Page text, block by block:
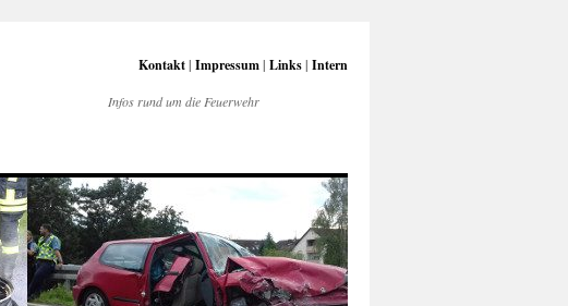
Kontakt| Impressum| Links| Intern
Infos rund um die Feuerwehr